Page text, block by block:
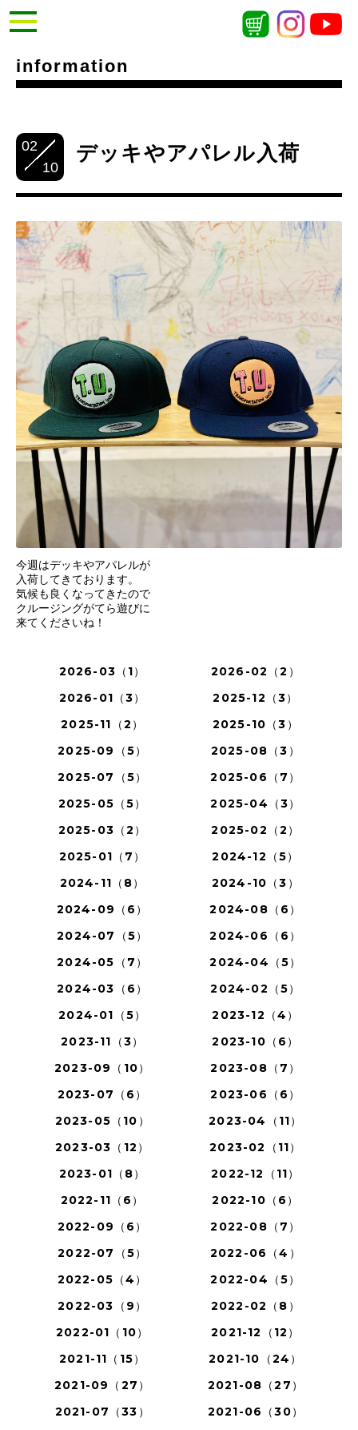
information
02
10
デッキやアパレル入荷
今週はデッキやアパレルが
入荷してきております。
気候も良くなってきたので
クルージングがてら遊びに
来てくださいね！
2026-03（1）
2026-02（2）
2026-01（3）
2025-12（3）
2025-11（2）
2025-10（3）
2025-09（5）
2025-08（3）
2025-07（5）
2025-06（7）
2025-05（5）
2025-04（3）
2025-03（2）
2025-02（2）
2025-01（7）
2024-12（5）
2024-11（8）
2024-10（3）
2024-09（6）
2024-08（6）
2024-07（5）
2024-06（6）
2024-05（7）
2024-04（5）
2024-03（6）
2024-02（5）
2024-01（5）
2023-12（4）
2023-11（3）
2023-10（6）
2023-09（10）
2023-08（7）
2023-07（6）
2023-06（6）
2023-05（10）
2023-04（11）
2023-03（12）
2023-02（11）
2023-01（8）
2022-12（11）
2022-11（6）
2022-10（6）
2022-09（6）
2022-08（7）
2022-07（5）
2022-06（4）
2022-05（4）
2022-04（5）
2022-03（9）
2022-02（8）
2022-01（10）
2021-12（12）
2021-11（15）
2021-10（24）
2021-09（27）
2021-08（27）
2021-07（33）
2021-06（30）